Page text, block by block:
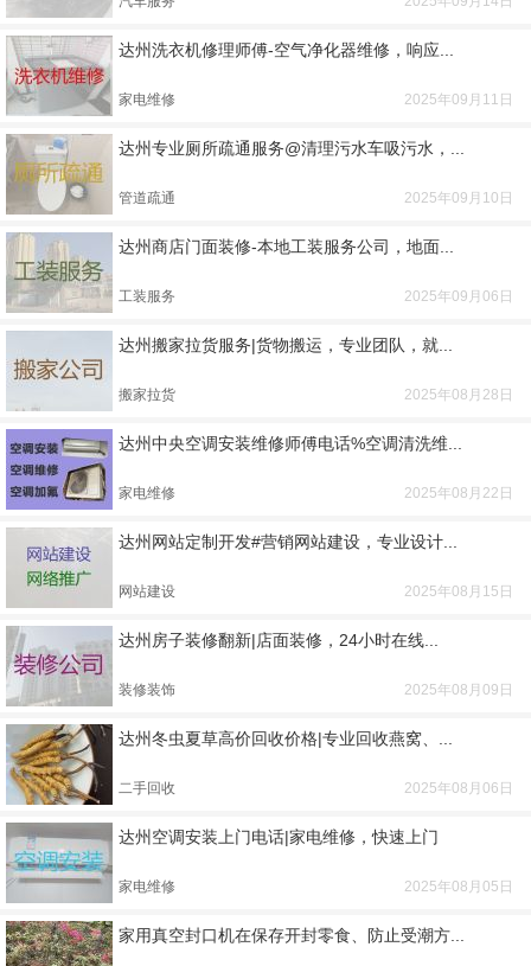
达州洗衣机修理师傅-空气净化器维修，响应...
家电维修 2025年09月11日
达州专业厕所疏通服务@清理污水车吸污水，...
管道疏通 2025年09月10日
达州商店门面装修-本地工装服务公司，地面...
工装服务 2025年09月06日
达州搬家拉货服务|货物搬运，专业团队，就...
搬家拉货 2025年08月28日
达州中央空调安装维修师傅电话%空调清洗维...
家电维修 2025年08月22日
达州网站定制开发#营销网站建设，专业设计...
网站建设 2025年08月15日
达州房子装修翻新|店面装修，24小时在线...
装修装饰 2025年08月09日
达州冬虫夏草高价回收价格|专业回收燕窝、...
二手回收 2025年08月06日
达州空调安装上门电话|家电维修，快速上门
家电维修 2025年08月05日
家用真空封口机在保存开封零食、防止受潮方...